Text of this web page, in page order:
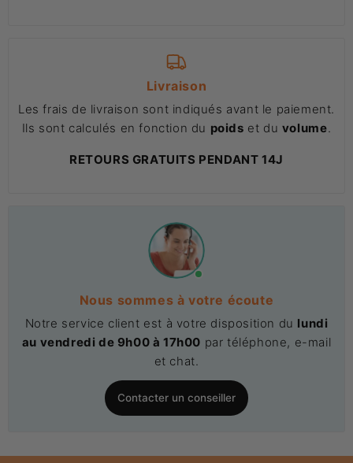
Livraison
Les frais de livraison sont indiqués avant le paiement.
Ils sont calculés en fonction du poids et du volume
RETOURS GRATUITS PENDANT 14J
Nous sommes à votre écoute
Notre service client est à votre disposition du lundi
au vendredi de 9h00 à 17h00 par téléphone, e-mail
et chat.
Contacter un conseiller